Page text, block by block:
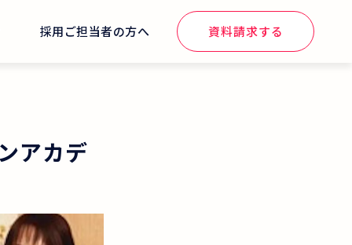
採用ご担当者の方へ 資料請求する
アカデ